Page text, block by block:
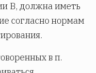
В, должна иметь
согласно нормам
в п.